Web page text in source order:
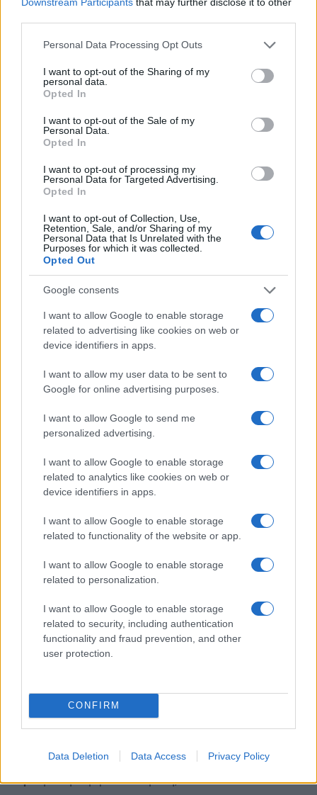
Please note that this website/app uses one or more Google
not limited to your visit or usage behaviour. You may click to
grant or deny consent to Google and its third-party tags to
use your data for below specified purposes in below Google
consent section.
Personal Data Processing Opt Outs
I want to opt-out of the Sharing of my
personal data.
Opted In
I want to opt-out of the Sale of my
Personal Data.
Opted In
I want to opt-out of processing my
Personal Data for Targeted Advertising.
Opted In
I want to opt-out of Collection, Use,
Retention, Sale, and/or Sharing of my
Personal Data that Is Unrelated with the
Purposes for which it was collected.
Opted Out
Google consents
I want to allow Google to enable storage
related to advertising like cookies on web or
device identifiers in apps.
I want to allow my user data to be sent to
Google for online advertising purposes.
I want to allow Google to send me
personalized advertising.
I want to allow Google to enable storage
related to analytics like cookies on web or
device identifiers in apps.
I want to allow Google to enable storage
related to functionality of the website or app.
I want to allow Google to enable storage
related to personalization.
I want to allow Google to enable storage
related to security, including authentication
functionality and fraud prevention, and other
user protection.
CONFIRM
Data Deletion Data Access Privacy Policy
φορούν μάσκες είναι ένα θέμα που θα εξεταστεί από την
επιτροπή των ειδικών. Από αύριο όμως που θα ανοίξουν
και πάλι τα σχολεία οι μαθητές θα συνεχίσουν να φοράνε
Ο προγραμματισμός για τη νέα σχολική χρονιά
Για τον προγραμματισμό της νέας σχολικής χρονιάς, η
κυρία Κεραμέως επεσήμανε ότι επί 12 έτη δεν έγινε
καμιά πρόσληψη εκπαιδευτικού παρά μόνο
τοποθετήσεις αναπληρωτών. «Η Κυβέρνηση Μητσοτάκη
έκανε 16.200προσλήψειςκαι θα κάνουμε ότι χρειάζεται
Για τιςσχολικές εκδρομές , η κυρία Κεραμέως είπε ότι
θα γίνουν με τα πρωτόκολλα που ισχύουν για όλα τα
μέσα μεταφοράς.
Τέλος και μεταξύ άλλων, η κυρία Κεραμέως είπε ότι τις
εκπαιδευτικοί ανεξαρτήτως να πάρουνvoucher 200
ευρώγια την αγορά υπολογιστή, tablet κλπ.